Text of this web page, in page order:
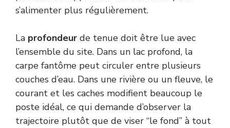
s’alimenter plus régulièrement.
La profondeur de tenue doit être lue avec
l’ensemble du site. Dans un lac profond, la
carpe fantôme peut circuler entre plusieurs
couches d’eau. Dans une rivière ou un fleuve, le
courant et les caches modifient beaucoup le
poste idéal, ce qui demande d’observer la
trajectoire plutôt que de viser “le fond” à tout